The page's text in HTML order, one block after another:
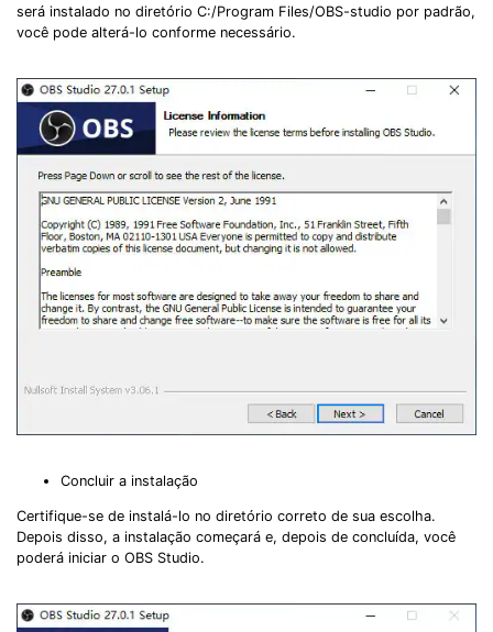
será instalado no diretório C:/Program Files/OBS-studio por padrão,
você pode alterá-lo conforme necessário.
Concluir a instalação
Certifique-se de instalá-lo no diretório correto de sua escolha.
Depois disso, a instalação começará e, depois de concluída, você
poderá iniciar o OBS Studio.